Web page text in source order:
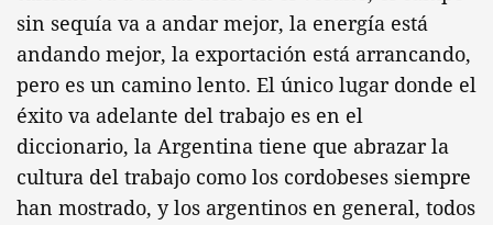
sin sequía va a andar mejor, la energía está
andando mejor, la exportación está arrancando,
pero es un camino lento. El único lugar donde el
éxito va adelante del trabajo es en el
diccionario, la Argentina tiene que abrazar la
cultura del trabajo como los cordobeses siempre
han mostrado, y los argentinos en general, todos